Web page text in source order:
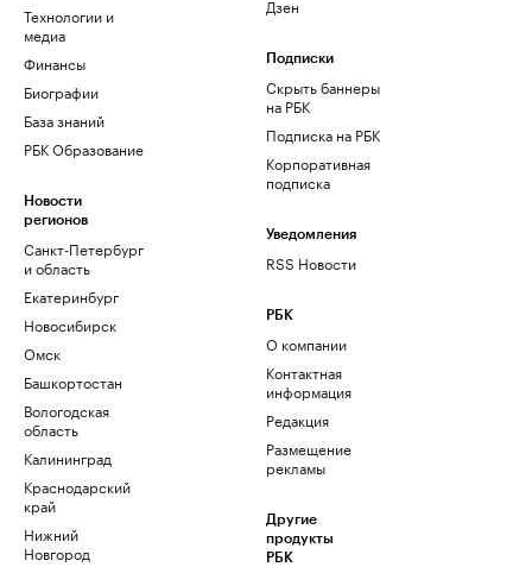
Технологии и
медиа
Финансы
Биографии
База знаний
РБК Образование
Новости
регионов
Санкт-Петербург
и область
Екатеринбург
Новосибирск
Омск
Башкортостан
Вологодская
область
Калининград
Краснодарский
край
Нижний
Новгород
Дзен
Подписки
Скрыть баннеры
на РБК
Подписка на РБК
Корпоративная
подписка
Уведомления
RSS Новости
РБК
О компании
Контактная
информация
Редакция
Размещение
рекламы
Другие
продукты
РБК